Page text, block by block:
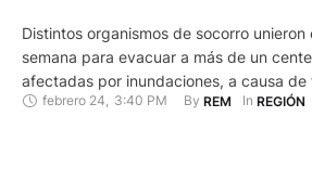
Distintos organismos de socorro
semana para evacuar a más de un
afectadas por inundaciones, a causa de
provincia ecuatoriana de El Oro (sur),
febrero 24, 3:40 PM By REM In REGIÓN